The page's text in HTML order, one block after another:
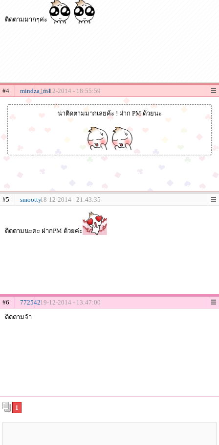
ติดตามมากๆค่ะ
#4 mindza_m118-12-2014 - 18:55:59
น่าติดตามมากเลยค้ะ ! ฝาก PM ด้วยนะ
#5 smootty18-12-2014 - 21:43:35
ติดตามนะคะ ฝากPM ด้วยค่ะ
#6 77254219-12-2014 - 13:47:00
ติดตามจ้า
1